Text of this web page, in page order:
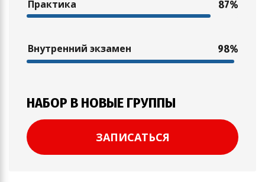
Практика 87%
Внутренний экзамен 98%
НАБОР В НОВЫЕ ГРУППЫ
ЗАПИСАТЬСЯ